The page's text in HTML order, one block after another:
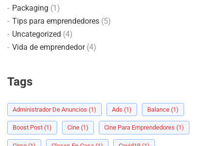
Packaging (1)
Tips para emprendedores (5)
Uncategorized (4)
Vida de emprendedor(4)
Tags
Administrador De Anuncios (1) Ads (1) Balance (1)
Boost Post (1) Cine (1) Cine Para Emprendedores (1)